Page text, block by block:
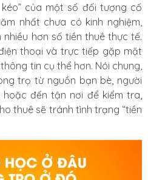
của một số đối tượng cố
nhất chưa có kinh nghiệm,
hơn số tiền thuê thực tế.
thoại và trực tiếp gặp mặt
tin cụ thể hơn. Nói chung,
trọ từ nguồn bạn bè, người
đến tận nơi để kiểm tra,
thuê sẽ tránh tình trạng “tiền